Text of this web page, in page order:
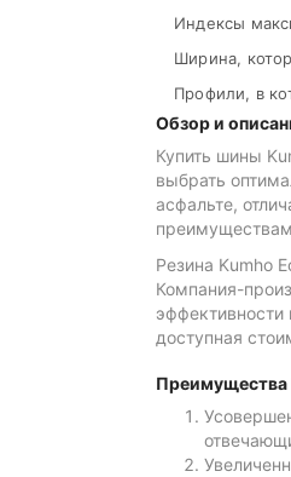
Индексы
Ширина,
Профили, в
Обзор и
Купить шины
выбрать
асфальте,
Резина Kumho
Компания-
эффективности
доступная
Преимущества